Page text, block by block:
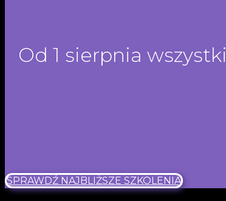
Od 1 sierpnia
SPRAWDŹ NAJBLIŻSZE SZKOLENIA